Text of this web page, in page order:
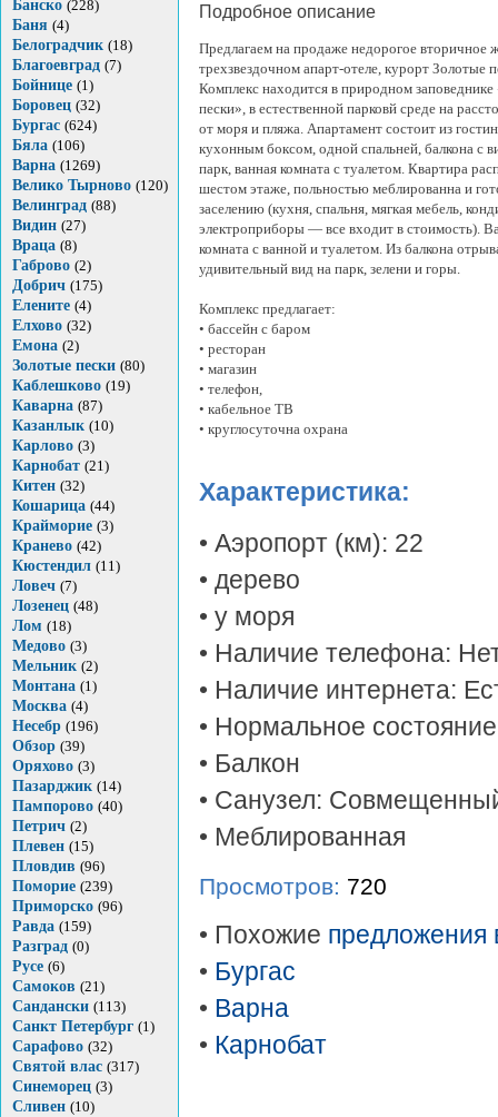
Банско (228)
Баня (4)
Белоградчик (18)
Благоевград (7)
Бойнице (1)
Боровец (32)
Бургас (624)
Бяла (106)
Варна (1269)
Велико Тырново (120)
Велинград (88)
Видин (27)
Враца (8)
Габрово (2)
Добрич (175)
Елените (4)
Елхово (32)
Емона (2)
Золотые пески (80)
Каблешково (19)
Каварна (87)
Казанлык (10)
Карлово (3)
Карнобат (21)
Китен (32)
Кошарица (44)
Крайморие (3)
Кранево (42)
Кюстендил (11)
Ловеч (7)
Лозенец (48)
Лом (18)
Медово (3)
Мельник (2)
Монтана (1)
Москва (4)
Несебр (196)
Обзор (39)
Оряхово (3)
Пазарджик (14)
Пампорово (40)
Петрич (2)
Плевен (15)
Пловдив (96)
Поморие (239)
Приморско (96)
Равда (159)
Разград (0)
Русе (6)
Самоков (21)
Сандански (113)
Санкт Петербург (1)
Сарафово (32)
Святой влас (317)
Синеморец (3)
Сливен (10)
Подробное описание
Предлагаем на продаже недорогое вторичное
трехзвездочном апарт-отеле, курорт Золотые
Комплекс находится в природном
пески», в естественной парковй среде на
от моря и пляжа. Апартамент состоит из
кухонным боксом, одной спальней, балкона с
парк, ванная комната с туалетом. Квартира
шестом этаже, польностью меблированна и
заселению (кухня, спальня, мягкая мебель,
электроприборы ― все входит в стоимость).
комната с ванной и туалетом. Из балкона
удивительный вид на парк, зелени и горы.
Комплекс предлагает:
• бассейн с баром
• ресторан
• магазин
• телефон,
• кабельное ТВ
• круглосуточна охрана
Характеристика:
• Аэропорт (км): 22
• дерево
• у моря
• Наличие телефона:
• Наличие интернета:
• Нормальное состояние
• Балкон
• Санузел:
• Меблированная
Просмотров: 720
• Похожие предложения
• Бургас
• Варна
• Карнобат